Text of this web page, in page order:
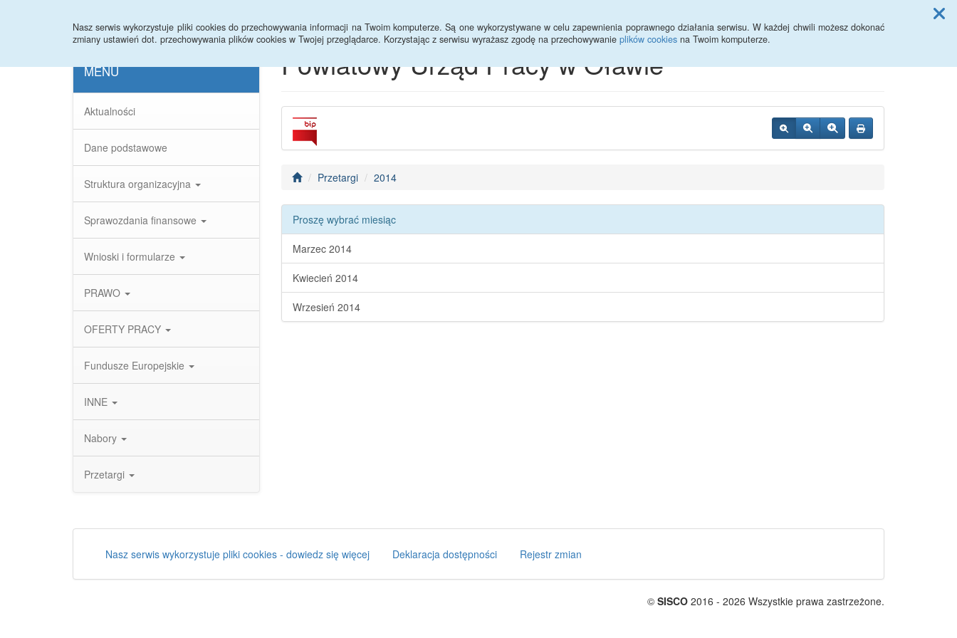
Nasz serwis wykorzystuje pliki cookies do przechowywania informacji na Twoim komputerze. Są one wykorzystywane w celu zapewnienia poprawnego działania serwisu. W każdej chwili możesz dokonać
zmiany ustawień dot. przechowywania plików cookies w Twojej przeglądarce. Korzystając z serwisu wyrażasz zgodę na przechowywanie plików cookies na Twoim komputerze.
MENU
Aktualności
Dane podstawowe
Struktura organizacyjna
Sprawozdania finansowe
Wnioski i formularze
PRAWO
OFERTY PRACY
Fundusze Europejskie
INNE
Nabory
Przetargi
Powiatowy Urząd Pracy w Oławie
Przetargi 2014
Proszę wybrać miesiąc
Marzec 2014
Kwiecień 2014
Wrzesień 2014
Nasz serwis wykorzystuje pliki cookies - dowiedz się więcej Deklaracja dostępności Rejestr zmian
© SISCO 2016 - 2026 Wszystkie prawa zastrzeżone.